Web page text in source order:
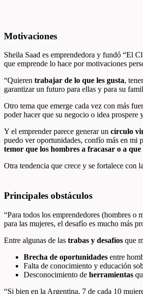
Motivaciones
Sheila Saad es emprendedora y fundó “El
que emprende lo hace por motivaciones
“Quieren trabajar de lo que les gusta,
garantizar un futuro para ellas y para su
Otro tema que emerge cada vez con más
poder hacer que su negocio o idea prospere
Y el emprender parece generar un círculo
puedo ver oportunidades, confío más en mi
temor que los hombres a fracasar o a
Otra tendencia que crece y se fortalece con
Principales obstáculos
“Para todos los emprendedores (hombres o
para las mujeres, el desafío es mucho más
Entre algunas de las trabas y desafíos que
Brecha de oportunidades entre
Falta de conocimiento y educación
Desconocimiento de herramientas
“Si bien en la Argentina, 7 de cada 10